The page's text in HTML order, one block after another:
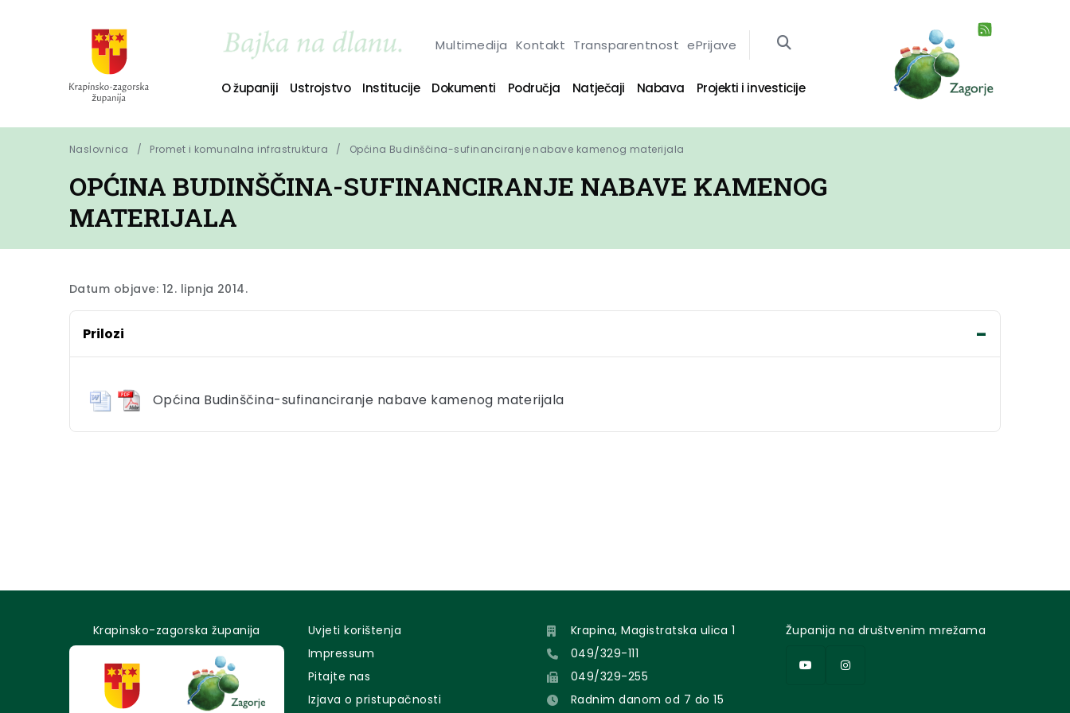
Multimedija Kontakt Transparentnost ePrijave
O županiji Ustrojstvo Institucije Dokumenti Područja Natječaji Nabava Projekti i investicije
Naslovnica Promet i komunalna infrastruktura Općina Budinščina-sufinanciranje nabave kamenog materijala
OPĆINA BUDINŠČINA-SUFINANCIRANJE NABAVE KAMENOG
MATERIJALA
Datum objave: 12. lipnja 2014.
Prilozi
Općina Budinščina-sufinanciranje nabave kamenog materijala
Krapinsko-zagorska županija
Uvjeti korištenja
Impressum
Pitajte nas
Izjava o pristupačnosti
Krapina, Magistratska ulica 1
049/329-111
049/329-255
Radnim danom od 7 do 15
Županija na društvenim mrežama